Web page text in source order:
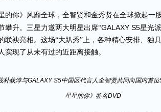
的你》风靡全球，全智贤和金秀贤在全球掀起一
攀升。三星力邀两大明星出席“GALAXY S5星光
联袂亮相。这场“大趴秀”上， 各种精心安排、独
实现了从未有过的近距离接触。
朴载淳与GALAXY S5中国区代言人全智贤共同向国内首位
星星的你》签名DVD